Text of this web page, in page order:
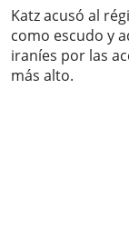
Katz acusó al
como escudo y
iraníes por las
más alto.